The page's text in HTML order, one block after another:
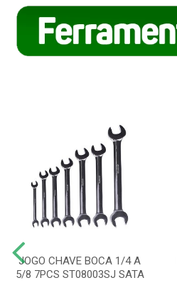
JOGO CHAVE BOCA 1/4 A
5/8 7PCS ST08003SJ SATA